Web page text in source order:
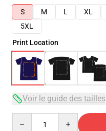
S
M L XL
5XL
Print Location
Voir le guide des tailles